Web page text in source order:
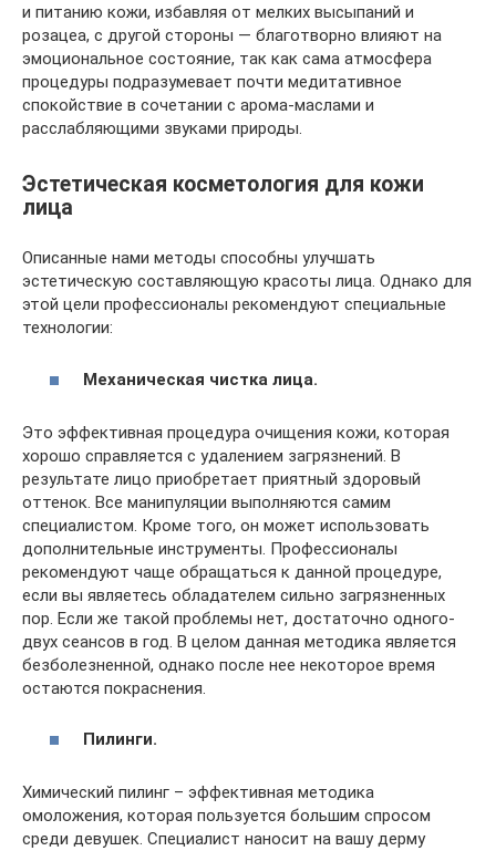
и питанию кожи, избавляя от мелких высыпаний и
розацеа, с другой стороны — благотворно влияют на
эмоциональное состояние, так как сама атмосфера
процедуры подразумевает почти медитативное
спокойствие в сочетании с арома-маслами и
расслабляющими звуками природы.
Эстетическая косметология для кожи
лица
Описанные нами методы способны улучшать
эстетическую составляющую красоты лица. Однако для
этой цели профессионалы рекомендуют специальные
технологии:
Механическая чистка лица.
Это эффективная процедура очищения кожи, которая
хорошо справляется с удалением загрязнений. В
результате лицо приобретает приятный здоровый
оттенок. Все манипуляции выполняются самим
специалистом. Кроме того, он может использовать
дополнительные инструменты. Профессионалы
рекомендуют чаще обращаться к данной процедуре,
если вы являетесь обладателем сильно загрязненных
пор. Если же такой проблемы нет, достаточно одного-
двух сеансов в год. В целом данная методика является
безболезненной, однако после нее некоторое время
остаются покраснения.
Пилинги.
Химический пилинг – эффективная методика
омоложения, которая пользуется большим спросом
среди девушек. Специалист наносит на вашу дерму